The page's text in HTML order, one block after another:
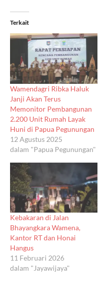
Terkait
Wamendagri Ribka Haluk
Janji Akan Terus
Memonitor Pembangunan
2.200 Unit Rumah Layak
Huni di Papua Pegunungan
12 Agustus 2025
dalam "Papua Pegunungan"
Kebakaran di Jalan
Bhayangkara Wamena,
Kantor RT dan Honai
Hangus
11 Februari 2026
dalam "Jayawijaya"